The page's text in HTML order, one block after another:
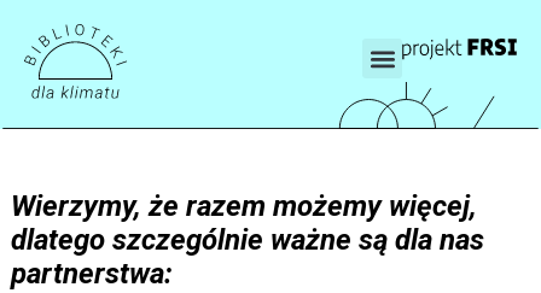
Wierzymy, że razem możemy więcej,
dlatego szczególnie ważne są dla nas
partnerstwa: